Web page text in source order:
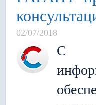
02/07/2018
С